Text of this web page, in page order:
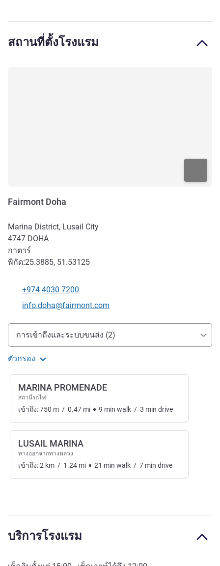
สถานที่ตั้งโรงแรม
Fairmont Doha
Marina District, Lusail City
4747 DOHA
กาตาร์
พิกัด:25.3885, 51.53125
โทรศัพท์
+974 4030 7200
อีเมลติดต่อ
info.doha@fairmont.com
การเข้าถึงและการเดินทาง
การเข้าถึงและระบบขนส่ง (2)
ตัวกรอง
MARINA PROMENADE
สถานีรถไฟ
เข้าถึง:750 m / 0.47 mi 9 min walk / 3 min drive
LUSAIL MARINA
ทางออกจากทางหลวง
เข้าถึง:2 km / 1.24 mi 21 min walk / 7 min drive
บริการโรงแรม